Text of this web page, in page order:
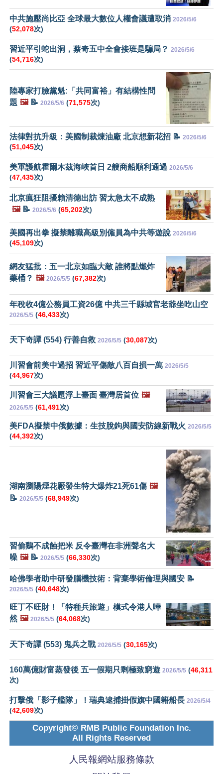
中共施壓尚比亞 全球最大數位人權會議遭取消 2026/5/6
(52,078次)
習近平引蛇出洞，蔡奇五中全會接班是騙局？ 2026/5/6
(54,716次)
陸專家打臉黨魁:「共同富裕」有結構性問
題 🖼️📝 2026/5/6 (71,575次)
法律對抗升級：美國制裁煉油廠 北京想新花招 📝 2026/5/6
(51,045次)
美軍護航霍爾木茲海峽首日 2艘商船順利通過 2026/5/6
(47,435次)
北京瘋狂阻擾賴清德出訪 習太急太不成熟
🖼️📝 2026/5/6 (65,202次)
美國再出拳 擬禁離職高級別僱員為中共等遊說 2026/5/6
(45,109次)
網友猛批：五一北京如臨大敵 誰將點燃炸
藥桶？ 🖼️ 2026/5/5 (67,382次)
年稅收4億公務員工資26億 中共三千縣城官老爺坐吃山空
2026/5/5 (46,433次)
天下奇譚 (554) 行善自救 2026/5/5 (30,087次)
川習會前美中過招 習近平傷敵八百自損一萬 2026/5/5
(44,967次)
川習會三大議題浮上臺面 臺灣居首位 🖼️
2026/5/5 (61,491次)
美FDA擬禁中俄數據：生技脫鉤與國安防線新戰火 2026/5/5
(44,392次)
湖南瀏陽煙花厰發生特大爆炸21死61傷 🖼️
📝 2026/5/5 (68,949次)
習偷鷄不成蝕把米 反令臺灣在非洲聲名大
噪 🖼️📝 2026/5/5 (66,330次)
哈佛學者助中研發腦機技術：背棄學術倫理與國安 📝
2026/5/5 (40,648次)
旺丁不旺財！「特種兵旅遊」模式令港人嘩
然 🖼️ 2026/5/5 (64,068次)
天下奇譚 (553) 鬼兵之戰 2026/5/5 (30,165次)
160萬億財富蒸發後 五一假期只剩極致窮遊 2026/5/5 (46,311
次)
打擊俄「影子艦隊」！瑞典逮捕掛假旗中國籍船長 2026/5/4
(42,609次)
Copyright© RMB Public Foundation Inc.
All Rights Reserved
人民報網站服務條款